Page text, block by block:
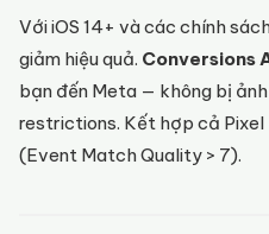
Với iOS 14+ và các chính
giảm hiệu quả. Conversions
bạn đến Meta — không bị
restrictions. Kết hợp cả
(Event Match Quality > 7).